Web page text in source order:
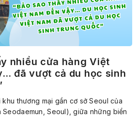
nhiều cửa hàng Việt
đã vượt cả du học sinh
thương mại gần cơ sở Seoul của
Seoul), giữa những biển